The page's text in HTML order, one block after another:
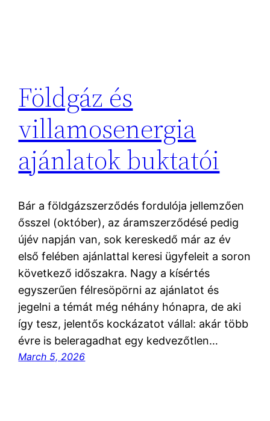
Földgáz és
villamosenergia
ajánlatok buktatói
Bár a földgázszerződés fordulója jellemzően
ősszel (október), az áramszerződésé pedig
újév napján van, sok kereskedő már az év
első felében ajánlattal keresi ügyfeleit a soron
következő időszakra. Nagy a kísértés
egyszerűen félresöpörni az ajánlatot és
jegelni a témát még néhány hónapra, de aki
így tesz, jelentős kockázatot vállal: akár több
évre is beleragadhat egy kedvezőtlen…
March 5, 2026